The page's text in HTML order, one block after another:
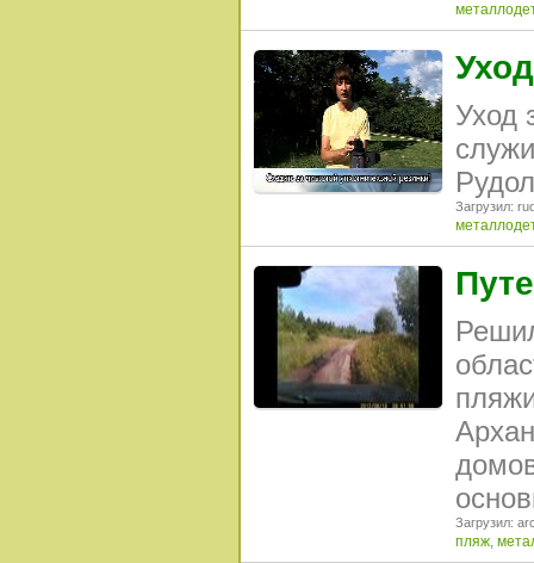
Уход
Загрузил:
Загрузил:
пляж,